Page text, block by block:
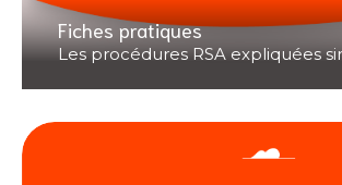
Fiches pratiques
Les procédures RSA expliquées